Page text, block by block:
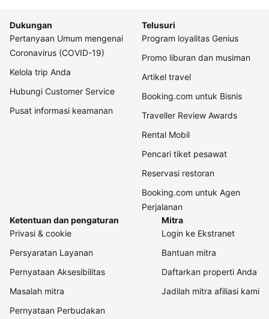
Dukungan
Pertanyaan Umum mengenai
Coronavirus (COVID-19)
Kelola trip Anda
Hubungi Customer Service
Pusat informasi keamanan
Telusuri
Program loyalitas Genius
Promo liburan dan musiman
Artikel travel
Booking.com untuk Bisnis
Traveller Review Awards
Rental Mobil
Pencari tiket pesawat
Reservasi restoran
Booking.com untuk Agen
Perjalanan
Ketentuan dan pengaturan
Privasi & cookie
Persyaratan Layanan
Pernyataan Aksesibilitas
Masalah mitra
Pernyataan Perbudakan
Mitra
Login ke Ekstranet
Bantuan mitra
Daftarkan properti Anda
Jadilah mitra afiliasi kami